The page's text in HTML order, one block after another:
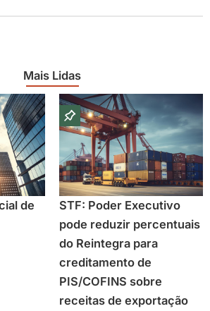
Mais Lidas
de
STF: Poder Executivo
pode reduzir percentuais
do Reintegra para
creditamento de
PIS/COFINS sobre
receitas de exportação